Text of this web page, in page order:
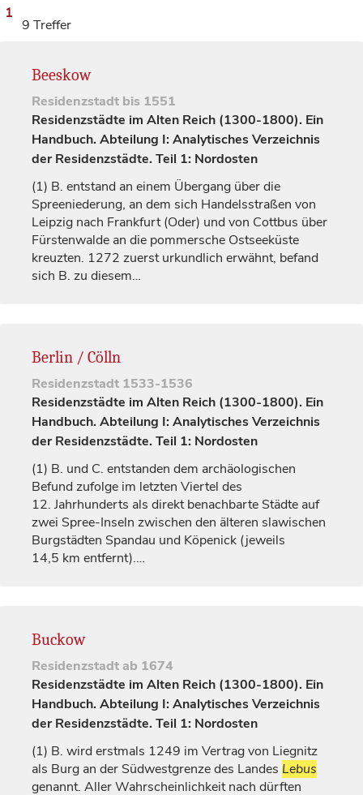
1
9 Treffer
Beeskow
Residenzstadt bis 1551
Residenzstädte im Alten Reich (1300-1800). Ein
Handbuch. Abteilung I: Analytisches Verzeichnis
der Residenzstädte. Teil 1: Nordosten
(1) B. entstand an einem Übergang über die
Spreeniederung, an dem sich Handelsstraßen von
Leipzig nach Frankfurt (Oder) und von Cottbus über
Fürstenwalde an die pommersche Ostseeküste
kreuzten. 1272 zuerst urkundlich erwähnt, befand
sich B. zu diesem…
Berlin / Cölln
Residenzstadt 1533-1536
Residenzstädte im Alten Reich (1300-1800). Ein
Handbuch. Abteilung I: Analytisches Verzeichnis
der Residenzstädte. Teil 1: Nordosten
(1) B. und C. entstanden dem archäologischen
Befund zufolge im letzten Viertel des
12. Jahrhunderts als direkt benachbarte Städte auf
zwei Spree-Inseln zwischen den älteren slawischen
Burgstädten Spandau und Köpenick (jeweils
14,5 km entfernt).…
Buckow
Residenzstadtab 1674
Residenzstädte im Alten Reich (1300-1800). Ein
Handbuch. Abteilung I: Analytisches Verzeichnis
der Residenzstädte. Teil 1: Nordosten
(1) B. wird erstmals 1249 im Vertrag von Liegnitz
als Burg an der Südwestgrenze des Landes Lebus
genannt. Aller Wahrscheinlichkeit nach dürften